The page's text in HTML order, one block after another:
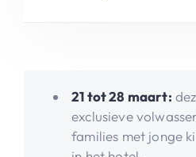
21 tot 28 maart:
exclusieve
families met jonge